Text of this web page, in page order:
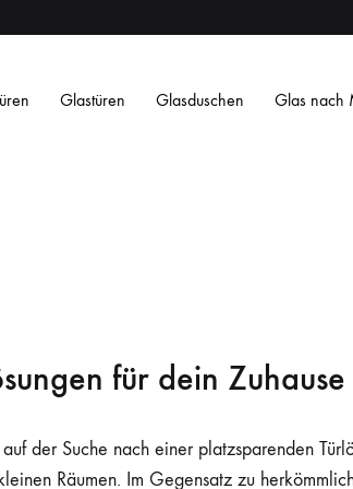
Streifen
Glastüren
Streifen
Glasduschen Glas nach
Satiniertes ESG Satin Weiß ESG
für dein Zuhause
der Suche nach einer platzsparenden
Räumen. Im Gegensatz zu